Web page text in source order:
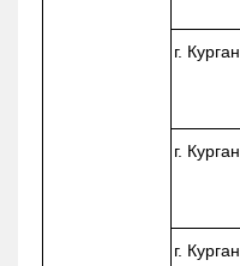
г. Курган
г. Курган
г. Курган